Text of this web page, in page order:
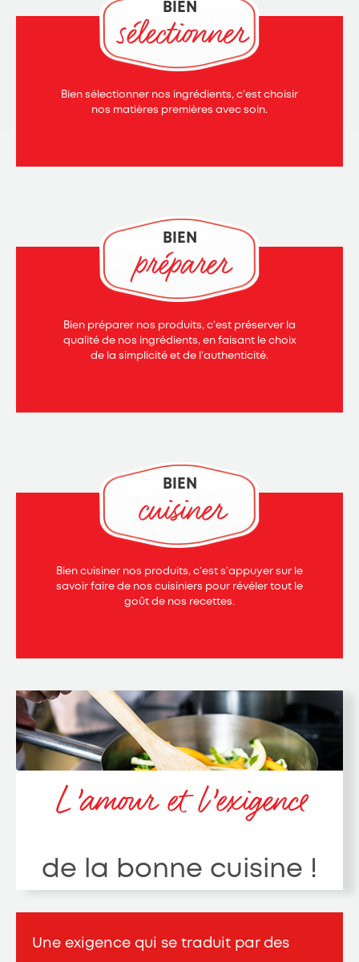
BIEN
sélectionner
Bien sélectionner nos ingrédients, c’est choisir
nos matières premières avec soin.
BIEN
préparer
Bien préparer nos produits, c’est préserver la
qualité de nos ingrédients, en faisant le choix
de la simplicité et de l’authenticité.
BIEN
cuisiner
Bien cuisiner nos produits, c’est s’appuyer sur le
savoir faire de nos cuisiniers pour révéler tout le
goût de nos recettes.
L’amour et l’exigence
de la bonne cuisine !
Une exigence qui se traduit par des